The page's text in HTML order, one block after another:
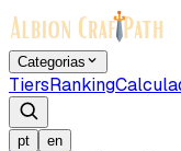
Categorias
TiersRanking
pt en